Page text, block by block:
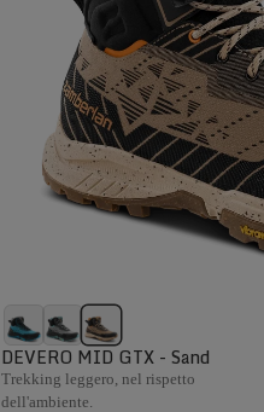
DEVERO MID GTX - Sand
Trekking leggero, nel rispetto
dell'ambiente.